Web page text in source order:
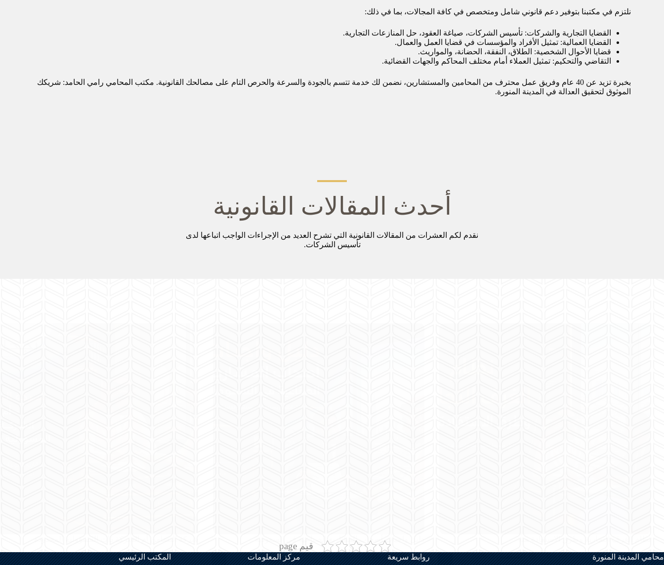
نلتزم في مكتبنا بتوفير دعم قانوني شامل ومتخصص في كافة المجالات، بما في ذلك:
القضايا التجارية والشركات: تأسيس الشركات، صياغة العقود، حل المنازعات التجارية.
القضايا العمالية: تمثيل الأفراد والمؤسسات في قضايا العمل والعمال.
قضايا الأحوال الشخصية: الطلاق، النفقة، الحضانة، والمواريث.
التقاضي والتحكيم: تمثيل العملاء أمام مختلف المحاكم والجهات القضائية.
بخبرة تزيد عن 40 عام وفريق عمل محترف من المحامين والمستشارين، نضمن لك خدمة تتسم بالجودة والسرعة والحرص التام على مصالحك القانونية. مكتب المحامي رامي الحامد: شريكك
الموثوق لتحقيق العدالة في المدينة المنورة.
أحدث المقالات القانونية
نقدم لكم العشرات من المقالات القانونية التي تشرح العديد من الإجراءات الواجب اتباعها لدى
تأسيس الشركات.
lawyer Rami Al-Hamed
أغسطس 5, 2026
دليل واجبات أصحاب المشاريع الصناعية في السعودية
lawyer Rami Al-Hamed
أغسطس 5, 2026
lawyer Rami Al-Hamed
أغسطس 5, 2026
قيم page
محامي المدينة المنورة روابط سريعة مركز المعلومات المكتب الرئيسي